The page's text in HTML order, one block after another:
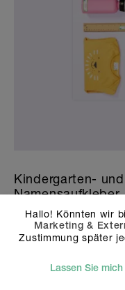
Kindergarten-
Krippen-,
es eine ganze
und zu
Schulset besteht
Wunschdesign in
Dank der
Hallo! Könnten wir
Marketing &
Zustimmung später
Lassen Sie